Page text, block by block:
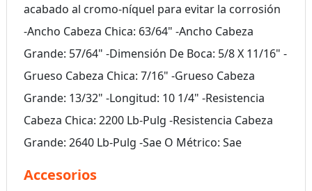
acabado al cromo-níquel para evitar la corrosión
-Ancho Cabeza Chica: 63/64" -Ancho Cabeza
Grande: 57/64" -Dimensión De Boca: 5/8 X 11/16" -
Grueso Cabeza Chica: 7/16" -Grueso Cabeza
Grande: 13/32" -Longitud: 10 1/4" -Resistencia
Cabeza Chica: 2200 Lb-Pulg -Resistencia Cabeza
Grande: 2640 Lb-Pulg -Sae O Métrico: Sae
Accesorios